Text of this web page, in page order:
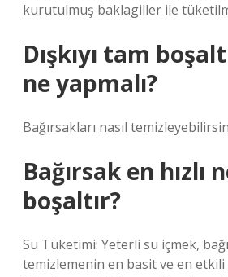
kurutulmuş baklagiller ile
Dışkıyı tam
ne yapmalı?
Bağırsakları nasıl
Bağırsak en hızlı
boşaltır?
Su Tüketimi: Yeterli su içmek,
temizlemenin en basit ve en